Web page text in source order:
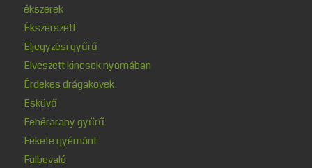
ékszerek
Ékszerszett
Eljegyzési gyűrű
Elveszett kincsek nyomában
Érdekes drágakövek
Esküvő
Fehérarany gyűrű
Fekete gyémánt
Fülbevaló